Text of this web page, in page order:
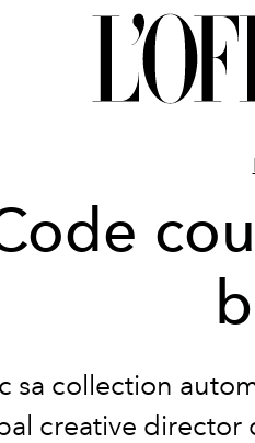
sa collection
creative director